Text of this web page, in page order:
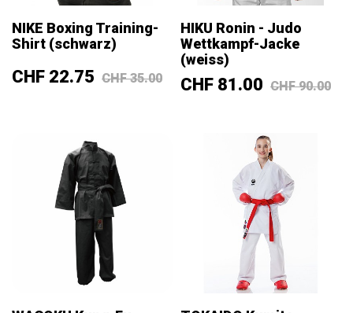
NIKE Boxing Training-
Shirt (schwarz)
Preis
CHF 22.75 Verkaufspreis
CHF 35.00
HIKU Ronin - Judo
Wettkampf-Jacke
(weiss)
Preis
CHF 81.00 CHF 90.00